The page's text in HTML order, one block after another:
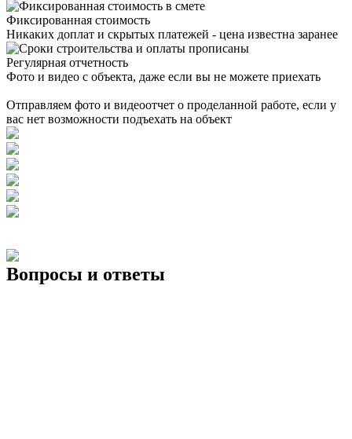
Фиксированная стоимость
Никаких доплат и скрытых платежей - цена известна заранее
Регулярная отчетность
Фото и видео с объекта, даже если вы не можете приехать
Отправляем фото и видеоотчет о проделанной работе, если у
вас нет возможности подъехать на объект
Вопросы и ответы